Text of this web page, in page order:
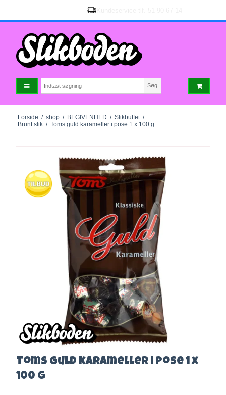
Søg
Forside / shop / BEGIVENHED / Slikbuffet /
Brunt slik / Toms guld karameller i pose 1 x 100 g
Toms guld karameller i pose 1 x
100 g